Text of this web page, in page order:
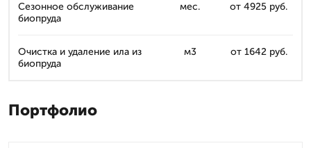
Сезонное обслуживание
биопруда
мес. от 4925 руб.
Очистка и удаление ила из
биопруда
м3 от 1642 руб.
Портфолио